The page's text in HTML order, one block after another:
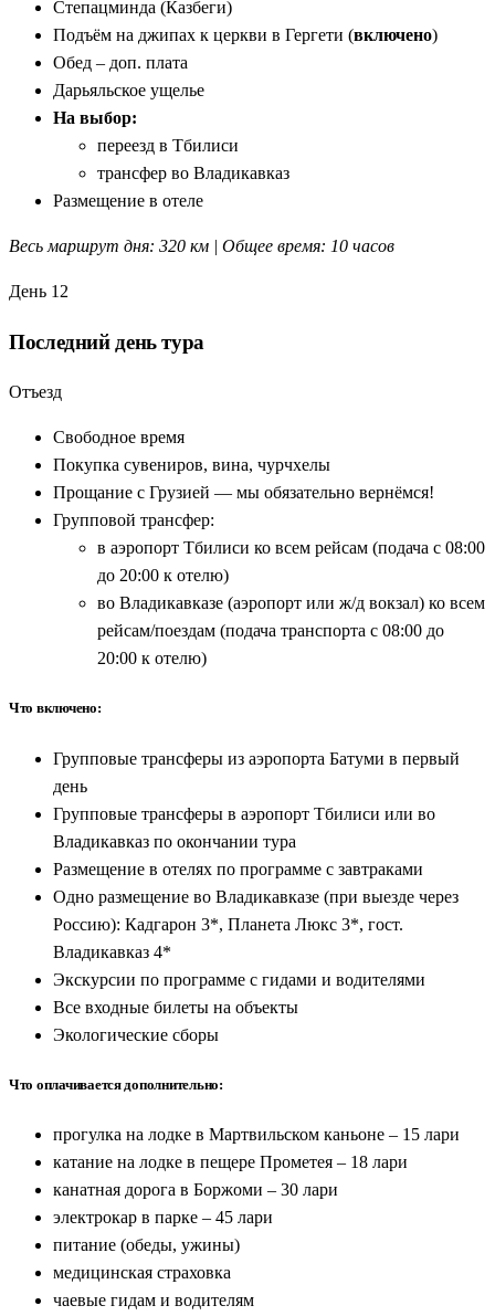
Степацминда (Казбеги)
Подъём на джипах к церкви в Гергети (включено)
Обед – доп. плата
Дарьяльское ущелье
На выбор:
переезд в Тбилиси
трансфер во Владикавказ
Размещение в отеле
Весь маршрут дня: 320 км | Общее время: 10 часов
День 12
Последний день тура
Отъезд
Свободное время
Покупка сувениров, вина, чурчхелы
Прощание с Грузией — мы обязательно вернёмся!
Групповой трансфер:
в аэропорт Тбилиси ко всем рейсам (подача с 08:00
до 20:00 к отелю)
во Владикавказе (аэропорт или ж/д вокзал) ко всем
рейсам/поездам (подача транспорта с 08:00 до
20:00 к отелю)
Что включено:
Групповые трансферы из аэропорта Батуми в первый
день
Групповые трансферы в аэропорт Тбилиси или во
Владикавказ по окончании тура
Размещение в отелях по программе с завтраками
Одно размещение во Владикавказе (при выезде через
Россию): Кадгарон 3*, Планета Люкс 3*, гост.
Владикавказ 4*
Экскурсии по программе с гидами и водителями
Все входные билеты на объекты
Экологические сборы
Что оплачивается дополнительно:
прогулка на лодке в Мартвильском каньоне – 15 лари
катание на лодке в пещере Прометея – 18 лари
канатная дорога в Боржоми – 30 лари
электрокар в парке – 45 лари
питание (обеды, ужины)
медицинская страховка
чаевые гидам и водителям